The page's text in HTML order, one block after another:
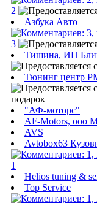
2
Азбука Авто
3
Тишина, ИП
Тюнинг центр
"АФ-моторс"
AF-Motors, ооо
AVS
Avtobox63
1
Helios tuning &
Top Service